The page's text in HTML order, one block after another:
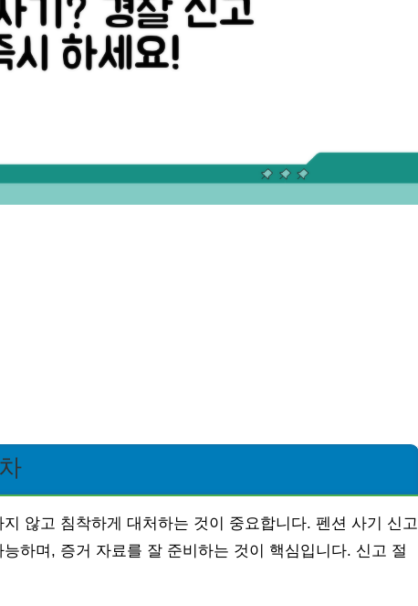
않고 침착하게 대처하는 것이 중요합니다. 펜션 사기 신고
하며, 증거 자료를 잘 준비하는 것이 핵심입니다. 신고 절